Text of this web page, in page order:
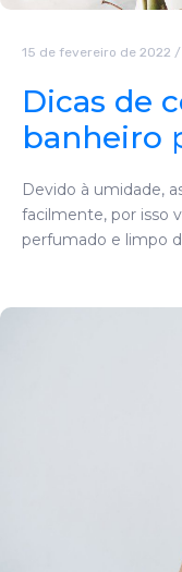
15 de fevereiro de 2022 /
Dicas de
banheiro
Devido à umidade,
facilmente, por isso
perfumado e limpo